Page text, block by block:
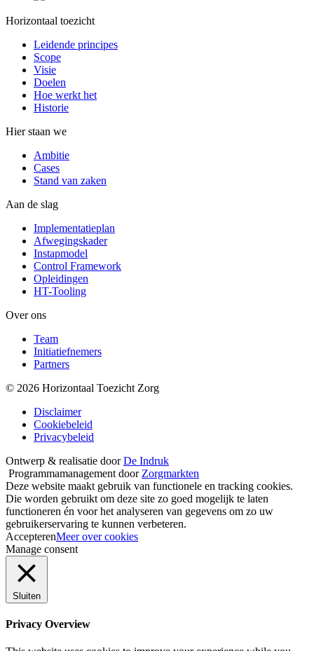
Horizontaal toezicht
Leidende principes
Scope
Visie
Doelen
Hoe werkt het
Historie
Hier staan we
Ambitie
Cases
Stand van zaken
Aan de slag
Implementatieplan
Afwegingskader
Instapmodel
Control Framework
Opleidingen
HT-Tooling
Over ons
Team
Initiatiefnemers
Partners
© 2026 Horizontaal Toezicht Zorg
Disclaimer
Cookiebeleid
Privacybeleid
Ontwerp & realisatie doorDe Indruk
Programmamanagement door Zorgmarkten
Deze website maakt gebruik van functionele en tracking cookies.
Die worden gebruikt om deze site zo goed mogelijk te laten
functioneren én voor het analyseren van gegevens om zo uw
gebruikerservaring te kunnen verbeteren.
AccepterenMeer over cookies
Manage consent
Sluiten
Privacy Overview